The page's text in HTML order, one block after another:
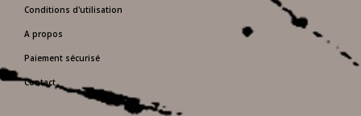
Conditions d'utilisation
A propos
Paiement sécurisé
Contact